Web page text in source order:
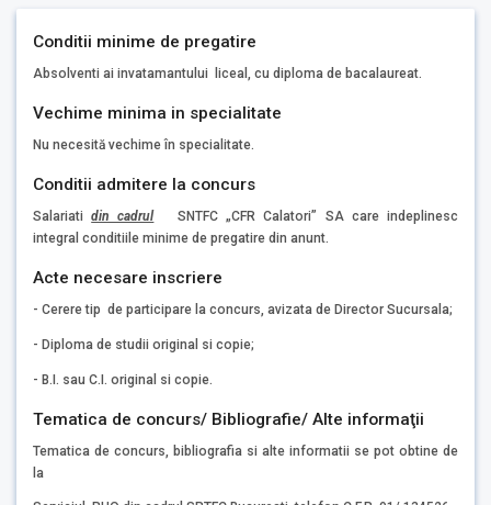
Conditii minime de pregatire
Absolventi ai invatamantului liceal, cu diploma de bacalaureat.
Vechime minima in specialitate
Nu necesită vechime în specialitate.
Conditii admitere la concurs
Salariatidin cadrul SNTFC „CFR Calatori” SA care indeplinesc
integral conditiile minime de pregatire din anunt.
Acte necesare inscriere
- Cerere tip de participare la concurs, avizata de Director Sucursala;
- Diploma de studii original si copie;
- B.I. sau C.I. original si copie.
Tematica de concurs/ Bibliografie/ Alte informaţii
Tematica de concurs, bibliografia si alte informatii se pot obtine de
la